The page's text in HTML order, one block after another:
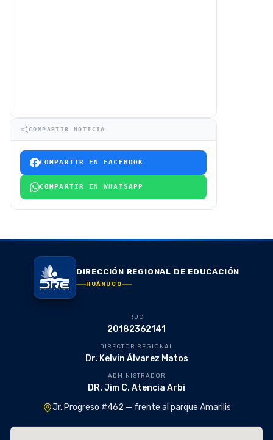
COMPARTIR NOTICIA
COMPARTIR EN FACEBOOK
COMPARTIR EN WHATSAPP
DIRECCIÓN REGIONAL DE EDUCACIÓN
HUÁNUCO
RUC
20182362141
DIRECTOR REGIONAL
Dr. Kelvin Álvarez Matos
ADMINISTRADOR
DR. Jim C. Atencia Arbi
Jr. Progreso #462 — frente al parque Amarilis